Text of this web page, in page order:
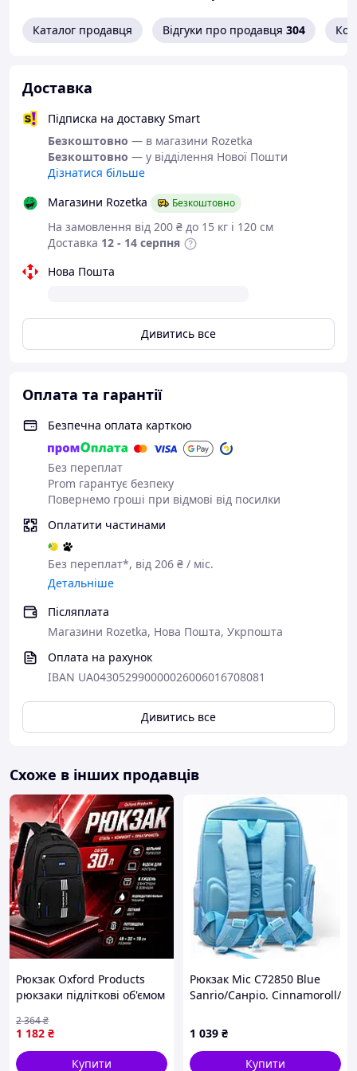
органайзером для канцелярії
Переваги:
• Світловідбивні елементи спереду, ззаду та з боків
шкільного рюкзака
• Жорстке опускне дно всередині рюкзака
Також рюкзак для дітей 1-4 класів забезпечений:
• Якісними блискавками фірми SBS з надійною
фурнітурою
• Посиленою ручкою зверху зі зручним захопленням
для перенесення рюкзака і петлею для підвішування
• Додатковими рядками прошиті всі місця з основними
Каталог продавця Відгуки про продавця 304
Доставка
Підписка на доставку Smart
Безкоштовно — в магазини Rozetka
Безкоштовно — у відділення Нової Пошти
Дізнатися більше
Магазини Rozetka
Безкоштовно
На замовлення від 200 ₴ до 15 кг і 120 см
Доставка 12 - 14 серпня
Нова Пошта
Дивитись все
Оплата та гарантії
Безпечна оплата карткою
Без переплат
Prom гарантує безпеку
Повернемо гроші при відмові від посилки
Оплатити частинами
Без переплат*, від 206 ₴ / міс.
Детальніше
Післяплата
Магазини Rozetka, Нова Пошта, Укрпошта
Оплата на рахунок
IBAN UA043052990000026006016708081
Дивитись все
Схоже в інших продавців
Рюкзак Oxford Products
рюкзаки підліткові об'ємом
шкільного приладдя (5
кишень + 2 відділення)
1 182 ₴
2 364₴
Купити
Рюкзак Mic C72850 Blue
Sanrio/Санріо. Cinnamoroll/
1 039 ₴
Купити